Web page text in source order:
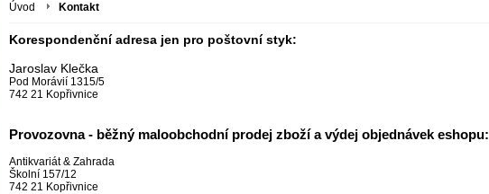
Úvod Kontakt
Korespondenční adresa jen pro poštovní styk:
Jaroslav Klečka
Pod Morávií 1315/5
742 21 Kopřivnice
Provozovna - běžný maloobchodní prodej zboží a výdej objednávek eshopu:
Antikvariát & Zahrada
Školní 157/12
742 21 Kopřivnice